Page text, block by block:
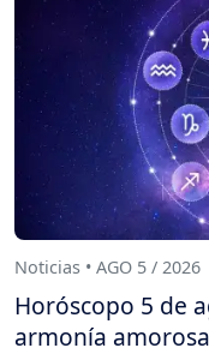
Noticias • AGO 5 / 2026
Horóscopo 5 de
armonía